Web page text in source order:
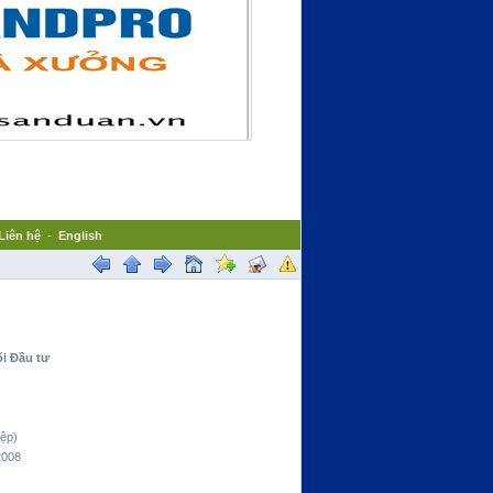
hệ - English
Đầu tư